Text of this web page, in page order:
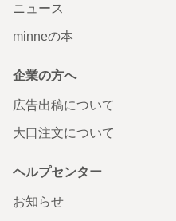
ニュース
minneの本
企業の方へ
広告出稿について
大口注文について
ヘルプセンター
お知らせ